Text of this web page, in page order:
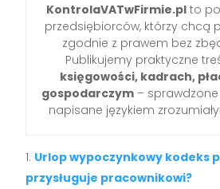
KontrolaVATwFirmie.pl to
przedsiębiorców, którzy chcą
zgodnie z prawem bez
Publikujemy praktyczne
księgowości, kadrach,
gospodarczym –
napisane językiem
Urlop wypoczynkowy kodeks
przysługuje pracownikowi?